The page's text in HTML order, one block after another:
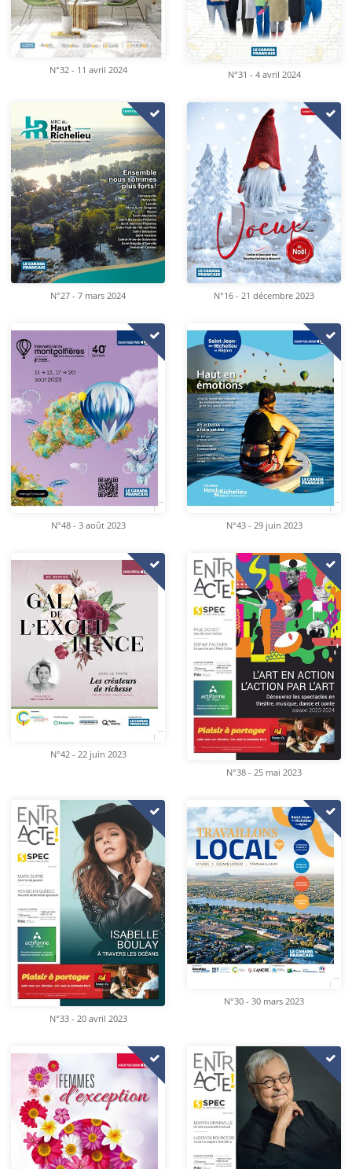
N°32 - 11 avril 2024 N°31 - 4 avril 2024
N°27 - 7 mars 2024 N°16 - 21 décembre 2023
N°48 - 3 août 2023 N°43 - 29 juin 2023
N°42 - 22 juin 2023
N°38 - 25 mai 2023
N°33 - 20 avril 2023
N°30 - 30 mars 2023